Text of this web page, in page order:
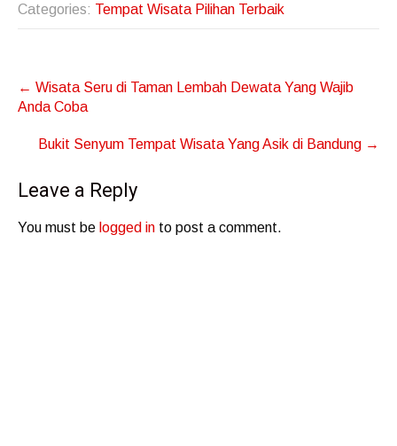
Categories: Tempat Wisata Pilihan Terbaik
Post
navigation
← Wisata Seru di Taman Lembah Dewata Yang Wajib
Anda Coba
Bukit Senyum Tempat Wisata Yang Asik di Bandung →
Leave a Reply
You must be logged in to post a comment.